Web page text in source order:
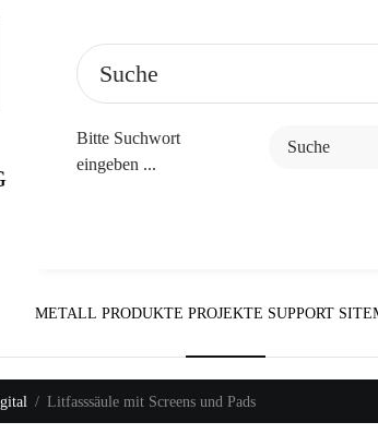
Bitte Suchwort
eingeben ...
METALL PRODUKTE PROJEKTE SUPPORT
Litfasssäule mit Screens und Pads